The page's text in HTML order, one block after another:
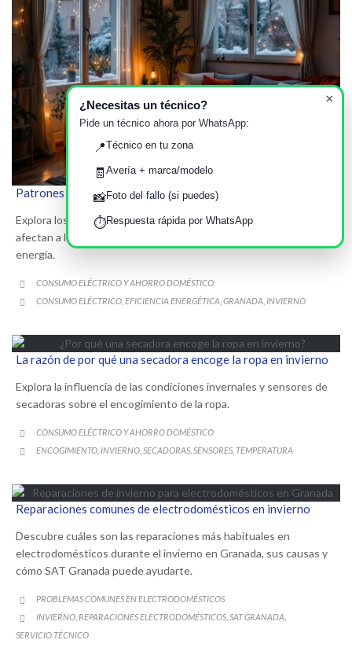
Patrones del consumo eléctrico en invierno en Granada
Explora los patrones de consumo eléctrico en invierno que
afectan a los hogares granadinos y aprende a optimizar el uso de
energía.
 CATEGORY
CONSUMO ELÉCTRICO Y AHORRO DOMÉSTICO
 CATEGORY
CONSUMO ELÉCTRICO EFICIENCIA ENERGÉTICA GRANADA INVIERNO
La razón de por qué una secadora encoge la ropa en invierno
Explora la influencia de las condiciones invernales y sensores de
secadoras sobre el encogimiento de la ropa.
 CATEGORY
CONSUMO ELÉCTRICO Y AHORRO DOMÉSTICO
 CATEGORY
ENCOGIMIENTO INVIERNO SECADORAS SENSORES TEMPERATURA
Reparaciones comunes de electrodomésticos en invierno
Descubre cuáles son las reparaciones más habituales en
electrodomésticos durante el invierno en Granada, sus causas y
cómo SAT Granada puede ayudarte.
 CATEGORY
PROBLEMAS COMUNES EN ELECTRODOMÉSTICOS
 CATEGORY
INVIERNO REPARACIONES ELECTRODOMÉSTICOS SAT GRANADA
SERVICIO TÉCNICO
×
¿Necesitas un técnico?
Pide un técnico ahora por WhatsApp:
📍Técnico en tu zona
🧾 Avería + marca/modelo
📸Foto del fallo (si puedes)
⏱️Respuesta rápida por WhatsApp